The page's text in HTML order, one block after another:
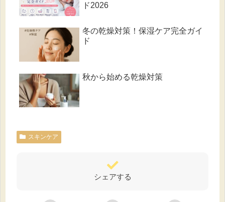
ド2026
冬の乾燥対策！保湿ケア完全ガイ
ド
秋から始める乾燥対策
スキンケア
シェアする